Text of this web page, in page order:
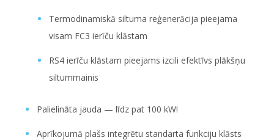
Termodinamiskā siltuma reģenerācija pieejama
visam FC3 ierīču klāstam
RS4 ierīču klāstam pieejams izcili efektīvs plākšņu
siltummainis
Palielināta jauda — līdz pat 100 kW!
Aprīkojumā plašs integrētu standarta funkciju klāsts